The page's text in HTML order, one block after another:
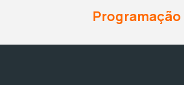
Programação